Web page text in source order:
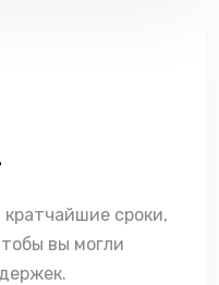
сроки,
вы могли